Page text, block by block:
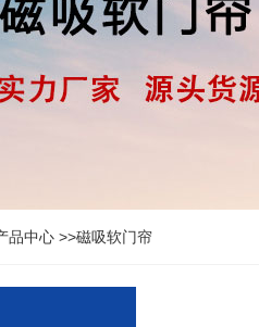
品中心 >>磁吸软门帘